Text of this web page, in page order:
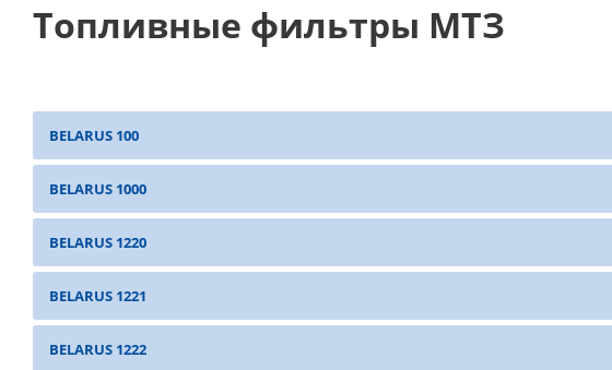
Топливные фильтры МТЗ
BELARUS 100
BELARUS 1000
BELARUS 1220
BELARUS 1221
BELARUS 1222